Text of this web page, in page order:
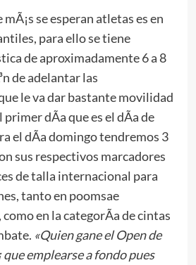
mÃ¡s se esperan atletas es en
para ello se tiene
de aproximadamente 6 a 8
de adelantar las
le va dar bastante movilidad
dÃ­a que es el dÃ­a de
el dÃ­a domingo tendremos 3
sus respectivos marcadores
de talla internacional para
tanto en poomsae
en la categorÃ­a de cintas
«Quien gane el Open de
que emplearse a fondo pues